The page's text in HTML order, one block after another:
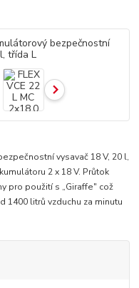
vysavač 18 V, 20 l,
2 x 18 V. Průtok
pro použití s „Giraffe" což
1400 litrů vzduchu za minutu